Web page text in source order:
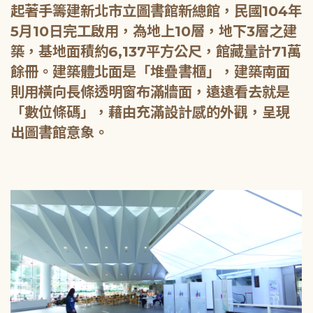
起著手籌建新北市立圖書館新總館，民國104年
5月10日完工啟用，為地上10層，地下3層之建
築，基地面積約6,137平方公尺，館藏量計71萬
餘冊。建築體北面是「堆疊書櫃」，建築南面
則用橫向長條透明窗布滿牆面，遠遠看去就是
「數位條碼」，藉由充滿設計感的外觀，呈現
出圖書館意象。